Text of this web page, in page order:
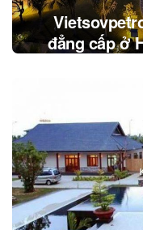
đẳng cấp ở